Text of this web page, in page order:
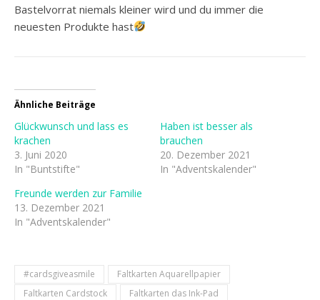
Bastelvorrat niemals kleiner wird und du immer die
neuesten Produkte hast
Ähnliche Beiträge
Glückwunsch und lass es
krachen
3. Juni 2020
In "Buntstifte"
Haben ist besser als
brauchen
20. Dezember 2021
In "Adventskalender"
Freunde werden zur Familie
13. Dezember 2021
In "Adventskalender"
#cardsgiveasmile
Faltkarten Aquarellpapier
Faltkarten Cardstock
Faltkarten das Ink-Pad